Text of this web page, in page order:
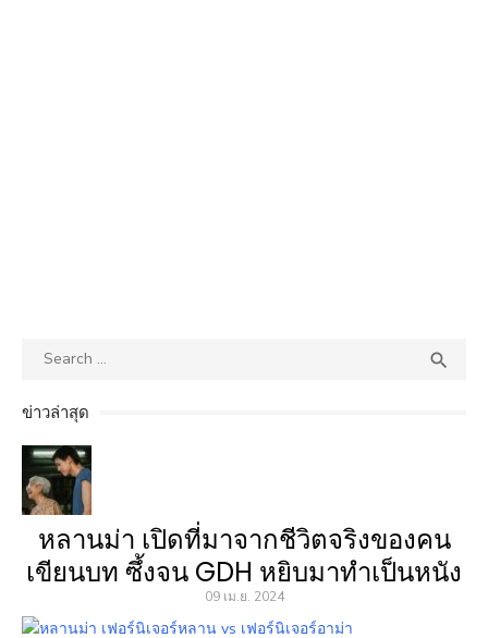
Search

ข่าวล่าสุด
หลานม่า เปิดที่มาจากชีวิตจริงของคน
เขียนบท ซึ้งจน GDH หยิบมาทำเป็นหนัง
09 เม.ย. 2024